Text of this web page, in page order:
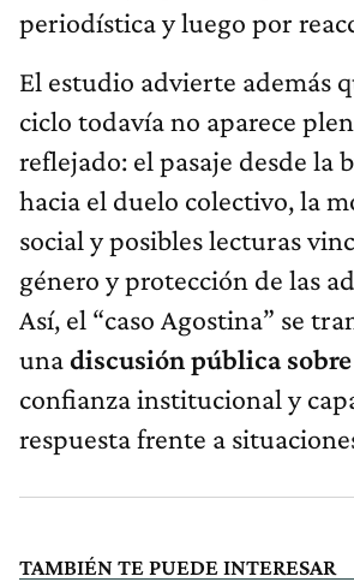
periodística y luego por
El estudio advierte además
ciclo todavía no aparece
reflejado: el pasaje desde la
hacia el duelo colectivo, la
social y posibles lecturas
género y protección de las
Así, el “caso Agostina” se
unadiscusión pública
confianza institucional y
respuesta frente a
TAMBIÉN TE PUEDE INTERESAR